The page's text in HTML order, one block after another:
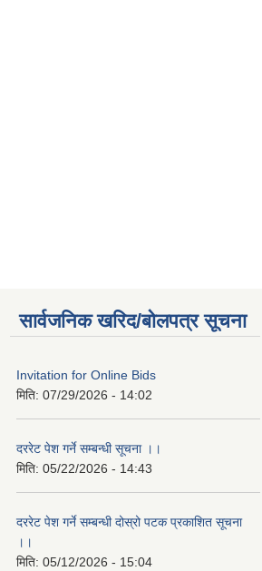
सार्वजनिक खरिद/बोलपत्र सूचना
Invitation for Online Bids
मिति: 07/29/2026 - 14:02
दररेट पेश गर्ने सम्बन्धी सूचना ।।
मिति: 05/22/2026 - 14:43
दररेट पेश गर्ने सम्बन्धी दोस्रो पटक प्रकाशित सूचना
।।
मिति: 05/12/2026 - 15:04